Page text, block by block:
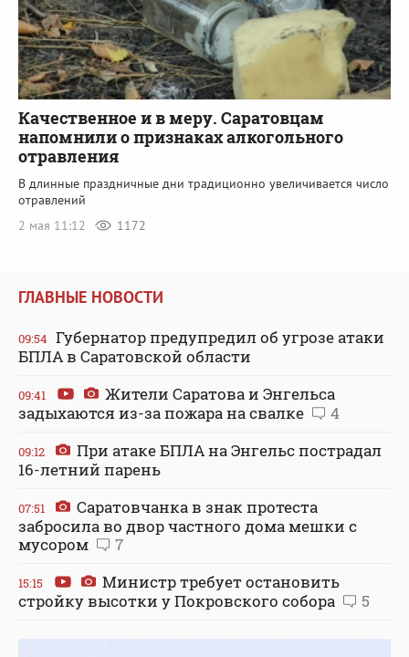
Качественное и в меру. Саратовцам
напомнили о признаках алкогольного
отравления
В длинные праздничные дни традиционно увеличивается число
отравлений
2 мая 11:12
1172
ГЛАВНЫЕ НОВОСТИ
09:54 Губернатор предупредил об угрозе атаки
БПЛА в Саратовской области
09:41
Жители Саратова и Энгельса
задыхаются из-за пожара на свалке
4
09:12
При атаке БПЛА на Энгельс пострадал
16-летний парень
07:51
Саратовчанка в знак протеста
забросила во двор частного дома мешки с
мусором
7
15:15
Министр требует остановить
стройку высотки у Покровского собора
5